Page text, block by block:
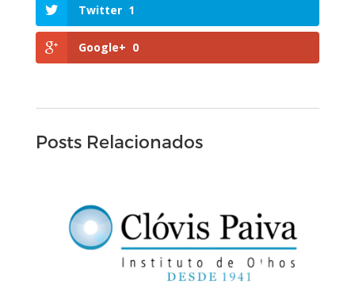
Twitter 1
Google+ 0
Posts Relacionados